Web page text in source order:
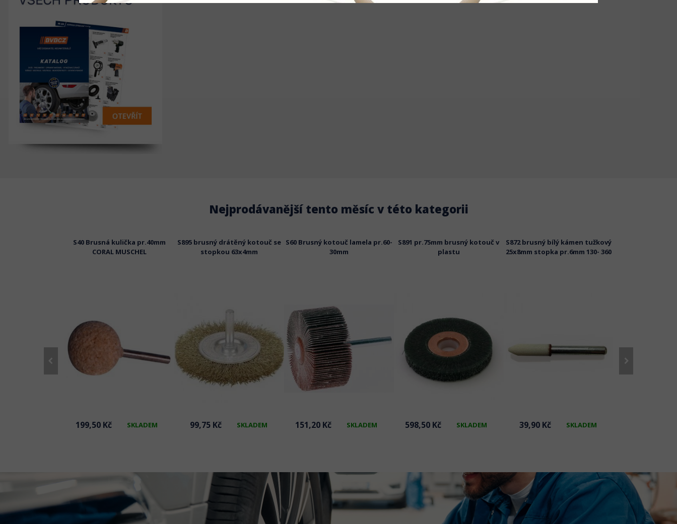
Nejprodávanější tento měsíc v této kategorii
S40 Brusná kulička pr.40mm
CORAL MUSCHEL
199,50 Kč SKLADEM
S895 brusný drátěný kotouč se
stopkou 63x4mm
99,75 Kč SKLADEM
S60 Brusný kotouč lamela pr.60-
30mm
151,20 Kč SKLADEM
S891 pr.75mm brusný kotouč v
plastu
598,50 Kč SKLADEM
S872 brusný bílý kámen tužkový
25x8mm stopka pr.6mm 130- 360
39,90 Kč SKLADEM